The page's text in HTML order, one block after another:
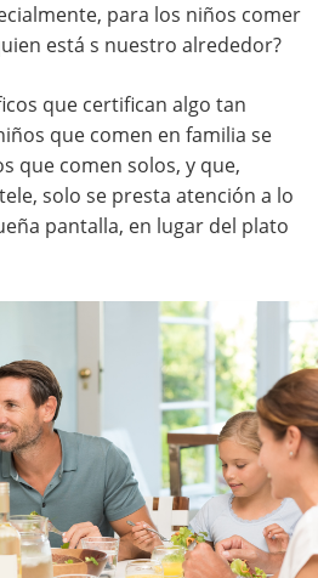
para los niños comer
está s nuestro alrededor?
que certifican algo tan
que comen en familia se
que comen solos, y que,
solo se presta atención a lo
pantalla, en lugar del plato